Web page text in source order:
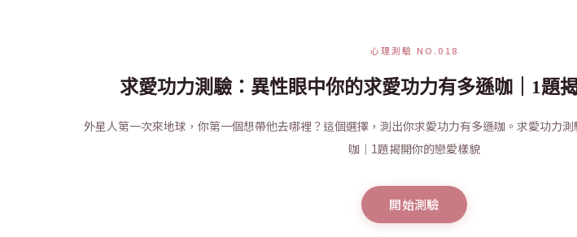
心理測驗 NO.018
求愛功力測驗：異性眼中你的求愛功力有多遜咖｜1題
外星人第一次來地球，你第一個想帶他去哪裡？這個選擇，測出你求愛功力有多遜咖。求愛功力
咖｜1題揭開你的戀愛樣貌
開始測驗